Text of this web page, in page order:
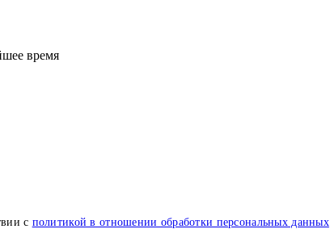
время
с политикой в отношении обработки персональных данных